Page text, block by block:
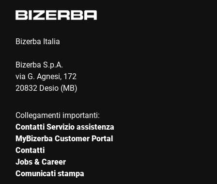
Bizerba Italia
Bizerba S.p.A.
via G. Agnesi, 172
20832 Desio (MB)
Collegamenti importanti:
Contatti Servizio assistenza
MyBizerba Customer Portal
Contatti
Jobs & Career
Comunicati stampa